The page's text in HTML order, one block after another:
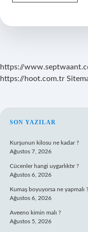
Örnektir
https://
https://hoot.com.tr
SIDEBAR
SON YAZILAR
Kurşunun kilosu ne kadar ?
Ağustos 7, 2026
Cücenler hangi uygarlıktır ?
Ağustos 6, 2026
Kumaş boyuyorsa ne yapmalı ?
Ağustos 6, 2026
Aveeno kimin malı ?
Ağustos 5, 2026